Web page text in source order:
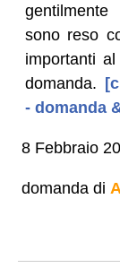
sono reso
importanti
domanda.
- domanda
8 Febbraio
domanda di